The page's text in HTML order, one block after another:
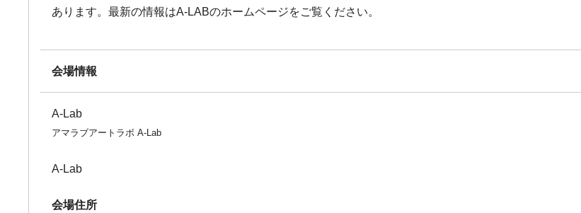
あります。最新の情報はA-LABのホームページをご覧ください。
会場情報
A-Lab
アマラブアートラボ A-Lab
A-Lab
会場住所